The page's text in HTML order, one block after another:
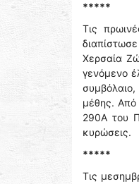
*****
Τις
Χερσαία
γενόμενο
μέθης. Από
290Α του
κυρώσεις.
*****
Τις